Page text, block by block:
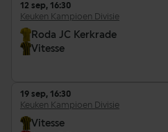
12 sep, 16:30
Keuken Kampioen Divisie
Roda JC Kerkrade
Vitesse
19 sep, 16:30
Keuken Kampioen Divisie
Vitesse